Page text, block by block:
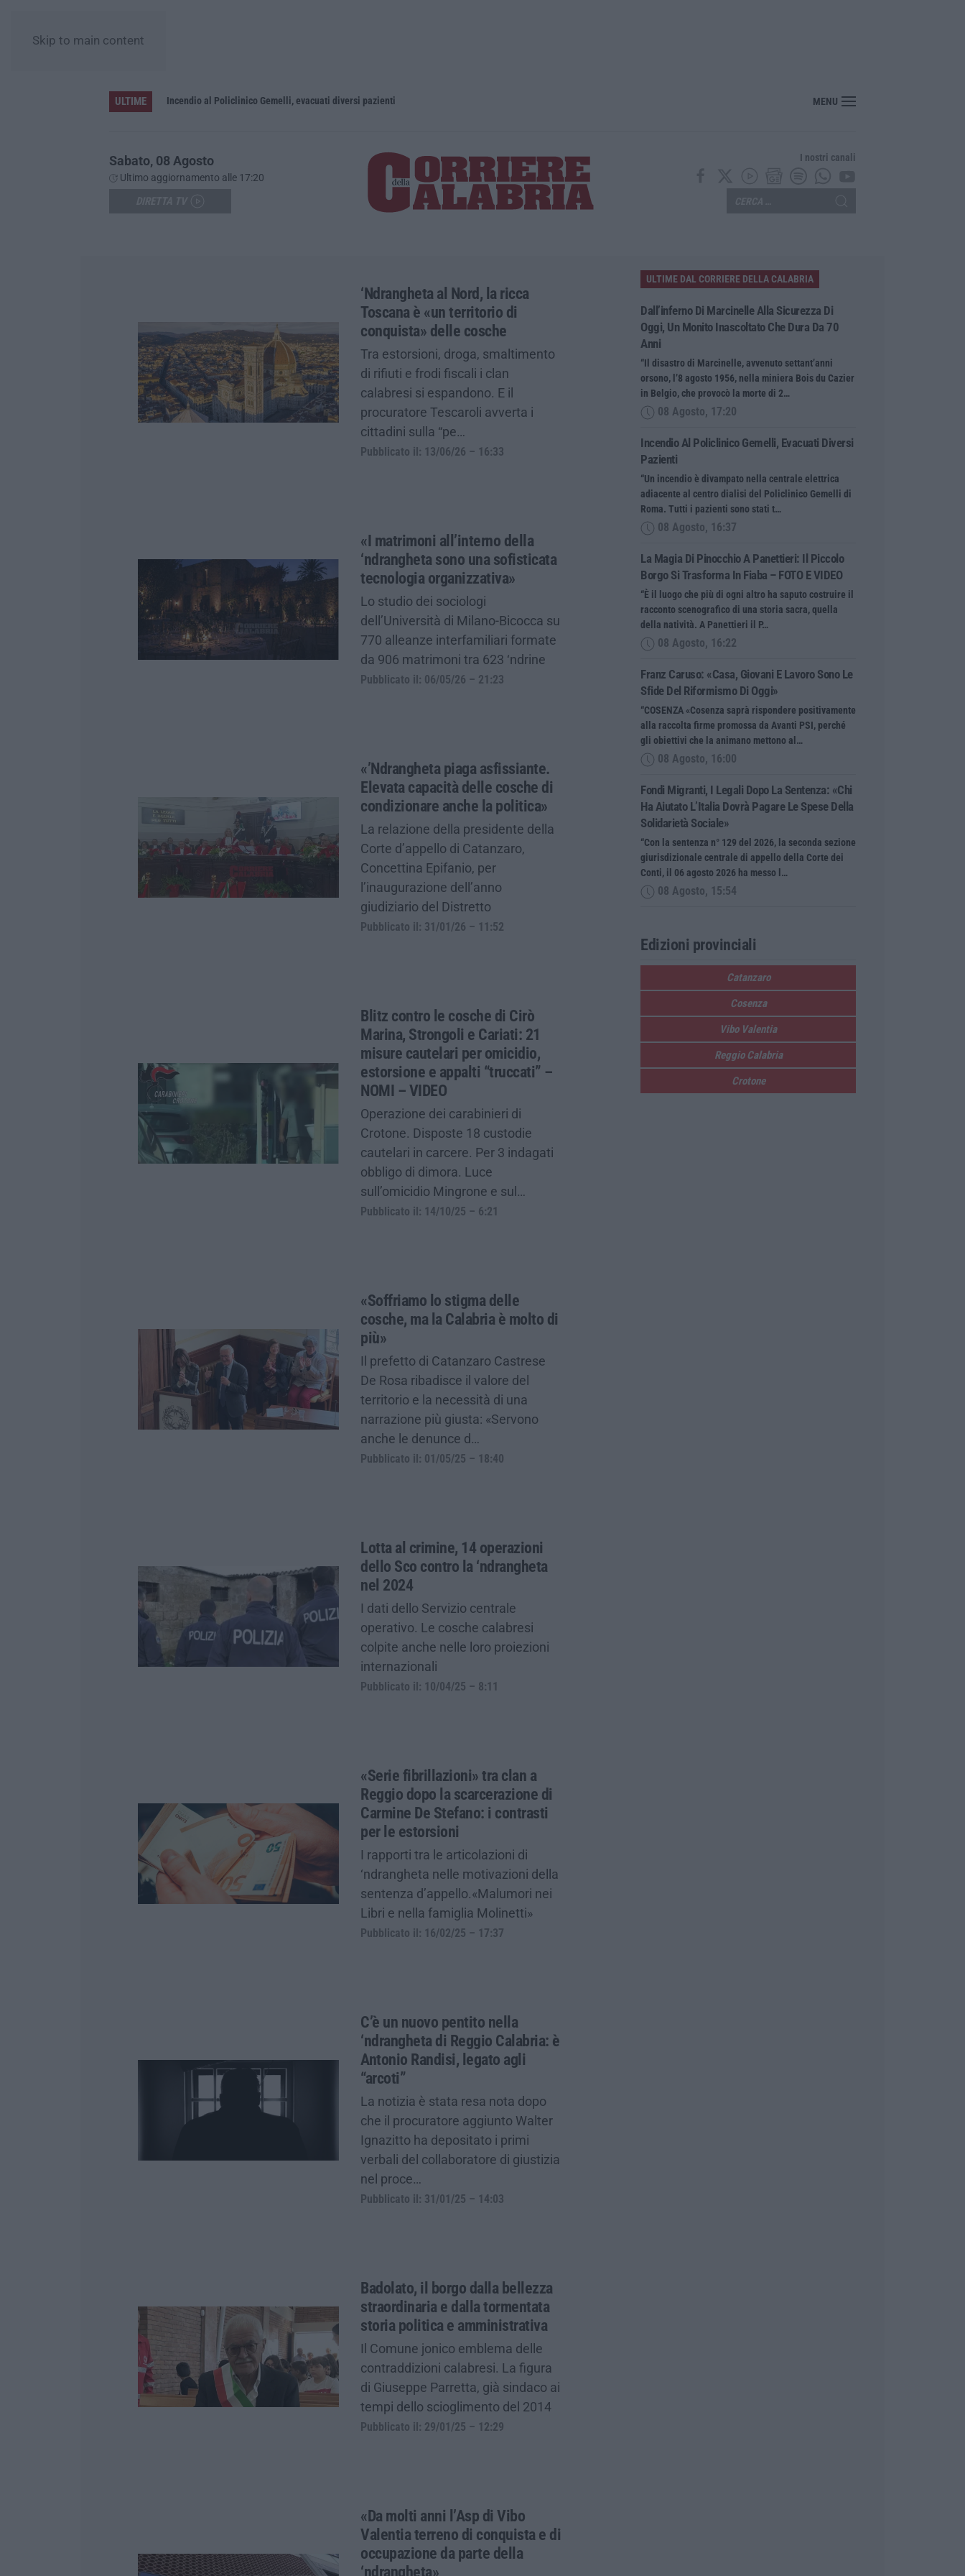
Skip to main content
ULTIME Incendio al Policlinico Gemelli, evacuati diversi pazienti La magia di Pinocchio a Panettieri: il piccolo borgo si trasforma in fiaba – FOTO E VIDEO
MENU
Sabato, 08 Agosto
Ultimo aggiornamento alle 17:20
I nostri canali
‘Ndrangheta al Nord, la ricca
Toscana è «un territorio di
conquista» delle cosche
Tra estorsioni, droga, smaltimento
di rifiuti e frodi fiscali i clan
calabresi si espandono. E il
procuratore Tescaroli avverta i
cittadini sulla “pe…
Pubblicato il: 13/06/26 – 16:33
«I matrimoni all’interno della
‘ndrangheta sono una sofisticata
tecnologia organizzativa»
Lo studio dei sociologi
dell’Università di Milano-Bicocca su
770 alleanze interfamiliari formate
da 906 matrimoni tra 623 ‘ndrine
Pubblicato il: 06/05/26 – 21:23
«’Ndrangheta piaga asfissiante.
Elevata capacità delle cosche di
condizionare anche la politica»
La relazione della presidente della
Corte d’appello di Catanzaro,
Concettina Epifanio, per
l’inaugurazione dell’anno
giudiziario del Distretto
Pubblicato il: 31/01/26 – 11:52
Blitz contro le cosche di Cirò
Marina, Strongoli e Cariati: 21
misure cautelari per omicidio,
estorsione e appalti “truccati” –
NOMI – VIDEO
Operazione dei carabinieri di
Crotone. Disposte 18 custodie
cautelari in carcere. Per 3 indagati
obbligo di dimora. Luce
sull’omicidio Mingrone e sul…
Pubblicato il: 14/10/25 – 6:21
«Soffriamo lo stigma delle
cosche, ma la Calabria è molto di
più»
Il prefetto di Catanzaro Castrese
De Rosa ribadisce il valore del
territorio e la necessità di una
narrazione più giusta: «Servono
anche le denunce d…
Pubblicato il: 01/05/25 – 18:40
Lotta al crimine, 14 operazioni
dello Sco contro la ‘ndrangheta
nel 2024
I dati dello Servizio centrale
operativo. Le cosche calabresi
colpite anche nelle loro proiezioni
internazionali
Pubblicato il: 10/04/25 – 8:11
«Serie fibrillazioni» tra clan a
Reggio dopo la scarcerazione di
Carmine De Stefano: i contrasti
per le estorsioni
I rapporti tra le articolazioni di
‘ndrangheta nelle motivazioni della
sentenza d’appello.«Malumori nei
Libri e nella famiglia Molinetti»
Pubblicato il: 16/02/25 – 17:37
C’è un nuovo pentito nella
‘ndrangheta di Reggio Calabria: è
Antonio Randisi, legato agli
“arcoti”
La notizia è stata resa nota dopo
che il procuratore aggiunto Walter
Ignazitto ha depositato i primi
verbali del collaboratore di giustizia
nel proce…
Pubblicato il: 31/01/25 – 14:03
Badolato, il borgo dalla bellezza
straordinaria e dalla tormentata
storia politica e amministrativa
Il Comune jonico emblema delle
contraddizioni calabresi. La figura
di Giuseppe Parretta, già sindaco ai
tempi dello scioglimento del 2014
Pubblicato il: 29/01/25 – 12:29
«Da molti anni l’Asp di Vibo
Valentia terreno di conquista e di
occupazione da parte della
‘ndrangheta»
ULTIME DAL CORRIERE DELLA CALABRIA
Dall’inferno Di Marcinelle Alla Sicurezza Di
Oggi, Un Monito Inascoltato Che Dura Da 70
Anni
“Il disastro di Marcinelle, avvenuto settant’anni
orsono, l’8 agosto 1956, nella miniera Bois du Cazier
in Belgio, che provocò la morte di 2…
08 Agosto, 17:20
Incendio Al Policlinico Gemelli, Evacuati Diversi
Pazienti
“Un incendio è divampato nella centrale elettrica
adiacente al centro dialisi del Policlinico Gemelli di
Roma. Tutti i pazienti sono stati t…
08 Agosto, 16:37
La Magia Di Pinocchio A Panettieri: Il Piccolo
Borgo Si Trasforma In Fiaba – FOTO E VIDEO
“È il luogo che più di ogni altro ha saputo costruire il
racconto scenografico di una storia sacra, quella
della natività. A Panettieri il P…
08 Agosto, 16:22
Franz Caruso: «Casa, Giovani E Lavoro Sono Le
Sfide Del Riformismo Di Oggi»
“COSENZA «Cosenza saprà rispondere positivamente
alla raccolta firme promossa da Avanti PSI, perché
gli obiettivi che la animano mettono al…
08 Agosto, 16:00
Fondi Migranti, I Legali Dopo La Sentenza: «Chi
Ha Aiutato L’Italia Dovrà Pagare Le Spese Della
Solidarietà Sociale»
“Con la sentenza n° 129 del 2026, la seconda sezione
giurisdizionale centrale di appello della Corte dei
Conti, il 06 agosto 2026 ha messo l…
08 Agosto, 15:54
Edizioni provinciali
Catanzaro
Cosenza
Vibo Valentia
Reggio Calabria
Crotone